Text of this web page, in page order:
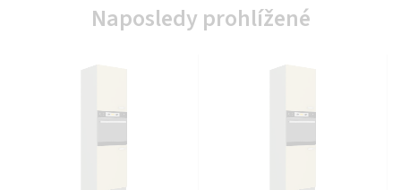
Naposledy prohlížené